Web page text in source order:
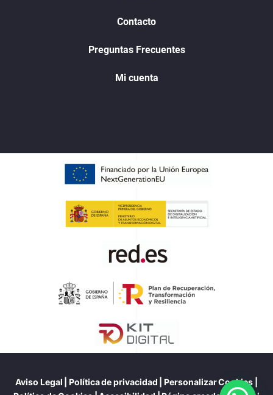
Contacto
Preguntas Frecuentes
Mi cuenta
Aviso Legal Política de privacidad Personalizar Cookies